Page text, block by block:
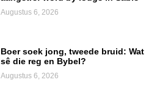
Augustus 6, 2026
Boer soek jong, tweede bruid: Wat
sê die reg en Bybel?
Augustus 6, 2026